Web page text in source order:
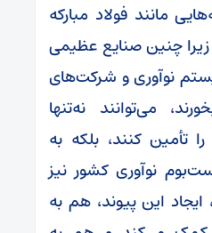
مانند فولاد مبارکه
چنین صنایع عظیمی
نوآوری و شرکت‌های
می‌توانند نه‌تنها
را تأمین کنند، بلکه به
نوآوری کشور نیز
این پیوند، هم به